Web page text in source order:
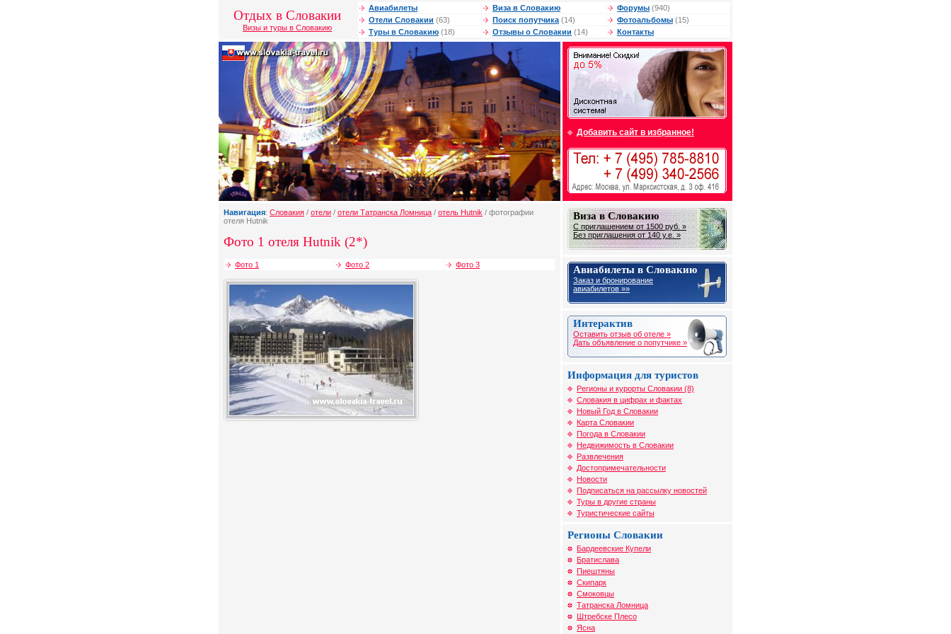
Отдых в Словакии
Визы и туры в Словакию
Авиабилеты Виза в Словакию Форумы (940)
Отели Словакии (63) Поиск попутчика (14) Фотоальбомы (15)
Туры в Словакию (18) Отзывы о Словакии (14) Контакты
Добавить сайт в избранное!
Навигация: Словакия / отели / отели Татранска Ломница / отель Hutnik / фотографии
отеля Hutnik
Фото 1 отеля Hutnik (2*)
Фото 1 Фото 2 Фото 3
Виза в Словакию
С приглашением от 1500 руб. »
Без приглашения от 140 у.е. »
Авиабилеты в Словакию
Заказ и бронирование
авиабилетов »»
Интерактив
Оставить отзыв об отеле »
Дать объявление о попутчике »
Информация для туристов
Регионы и курорты Словакии (8)
Словакия в цифрах и фактах
Новый Год в Словакии
Карта Словакии
Погода в Словакии
Недвижимость в Словакии
Развлечения
Достопримечательности
Новости
Подписаться на рассылку новостей
Туры в другие страны
Туристические сайты
Регионы Словакии
Бардеевские Купели
Братислава
Пиештяны
Скипарк
Смоковцы
Татранска Ломница
Штребске Плесо
Ясна